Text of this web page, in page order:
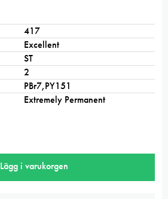
417
Excellent
ST
2
PBr7,PY151
Extremely Permanent
Lägg i varukorgen